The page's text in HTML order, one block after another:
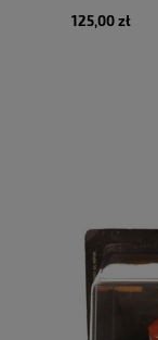
125,00 zł